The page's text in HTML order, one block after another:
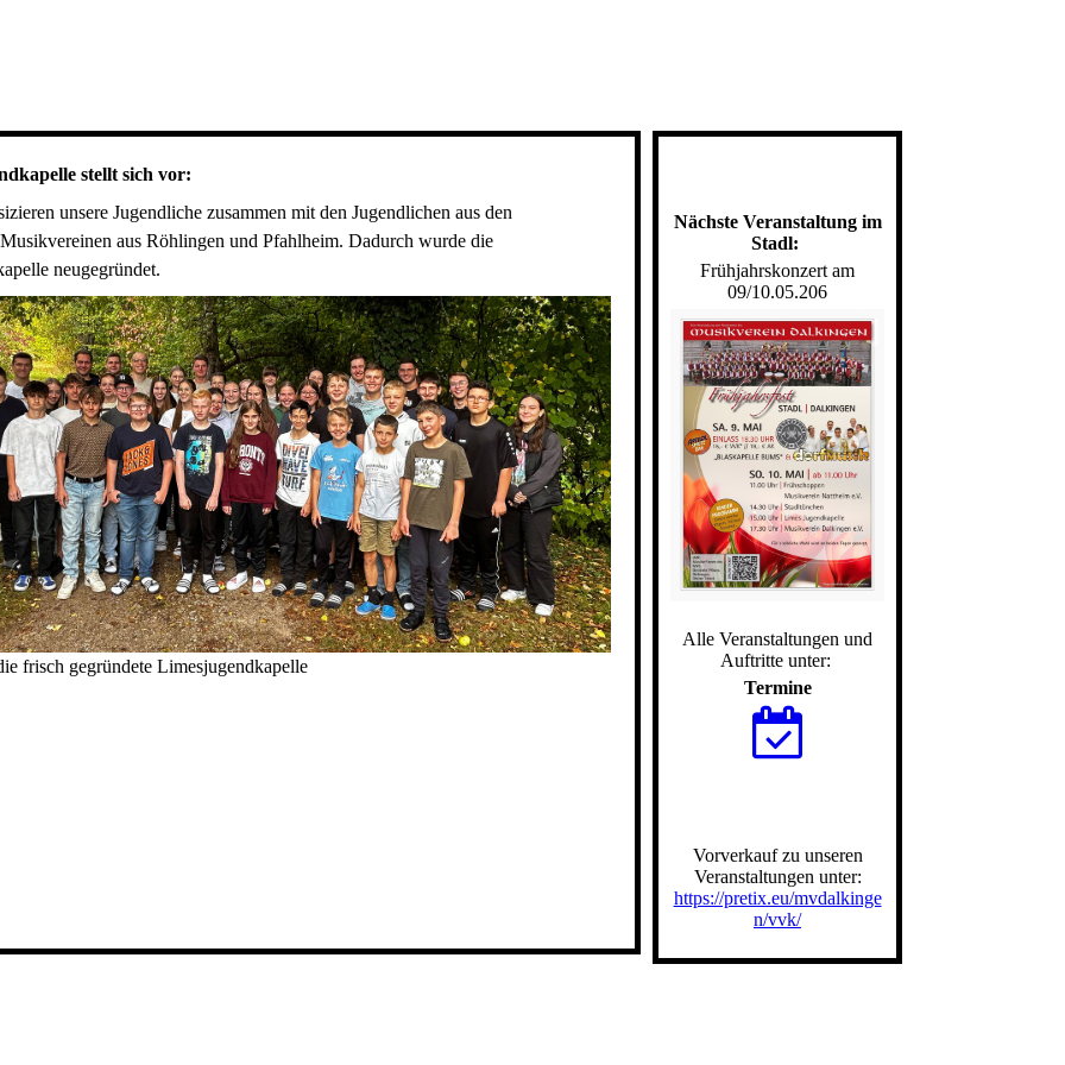
stellt sich vor:
unsere Jugendliche zusammen mit den Jugendlichen aus den
aus Röhlingen und Pfahlheim. Dadurch wurde die
neugegründet.
frisch gegründete Limesjugendkapelle
Nächste Veranstaltung im
Stadl:
Frühjahrskonzert am
09/10.05.206
Alle Veranstaltungen und
Auftritte unter:
Termine
Vorverkauf zu unseren
Veranstaltungen unter:
https://pretix.eu/mvdalkinge
n/vvk/